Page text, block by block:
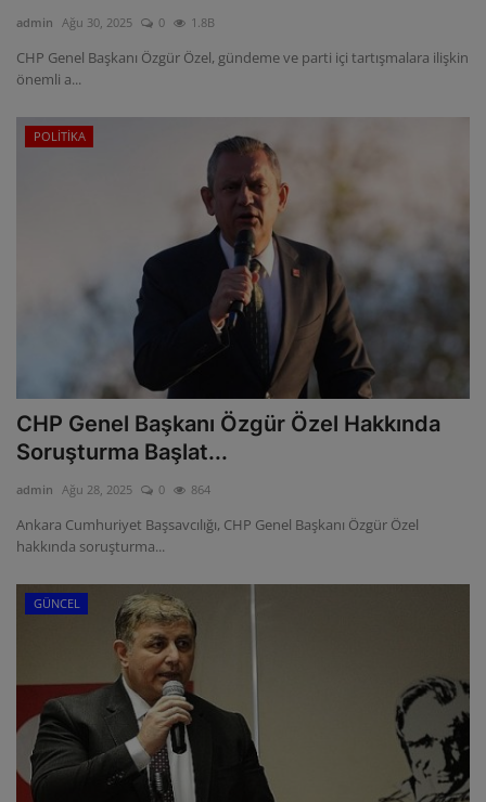
admin Ağu 30, 2025 0 1.8B
CHP Genel Başkanı Özgür Özel, gündeme ve parti içi tartışmalara ilişkin
önemli a...
POLİTİKA
CHP Genel Başkanı Özgür Özel Hakkında
Soruşturma Başlat...
admin Ağu 28, 2025 0 864
Ankara Cumhuriyet Başsavcılığı, CHP Genel Başkanı Özgür Özel
hakkında soruşturma...
GÜNCEL